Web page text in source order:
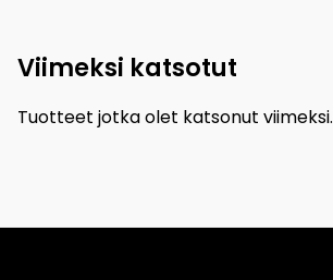
Viimeksi katsotut
Tuotteet jotka olet katsonut viimeksi.